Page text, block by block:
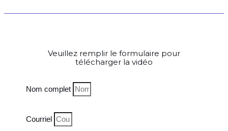
Veuillez remplir le formulaire pour
télécharger la vidéo
Nom complet
Courriel